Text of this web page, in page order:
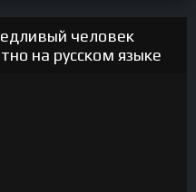
человек
на русском языке